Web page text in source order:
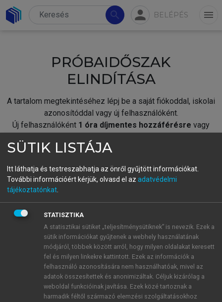
search person BELÉPÉS menu
PRÓBAIDŐSZAK
ELINDÍTÁSA
A tartalom megtekintéséhez lépj be a saját fiókoddal, iskolai
azonosítóddal vagy új felhasználóként.
Új felhasználóként 1 óra díjmentes hozzáférésre vagy
fiókoddal,vagy hozz létre új fiókot.
A regisztráció után apróbaidőszakautomatikusan
BELÉPÉS SAJÁT FIÓKKAL
ÚJ FIÓK LÉTREHOZÁSA
1 óra díjmentes hozzáférés
E-MAIL-CÍM
SÜTIK LISTÁJA
Itt láthatja és testreszabhatja az önről gyűjtött információkat.
További információért kérjük, olvasd el az adatvédelmi
tájékoztatónkat
STATISZTIKA
A statisztikai sütiket „teljesítménysütiknek” is nevezik. Ezek a
sütik információkat gyűjtenek a webhely használatának
módjáról, többek között arról, hogy milyen oldalakat keresett
fel és milyen linkekre kattintott. Ezek az információk a
felhasználó azonosítására nem használhatóak, mivel az
adatok összesítettek és anonimizáltak. Céljuk kizárólag a
weboldal funkcióinak javítása. Ezek közé tartoznak a
harmadik féltől származó elemzési szolgáltatásokhoz